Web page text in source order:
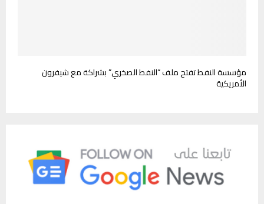
مؤسسة النفط تفتح ملف “النفط الصخري” بشراكة مع شيفرون
الأمريكية